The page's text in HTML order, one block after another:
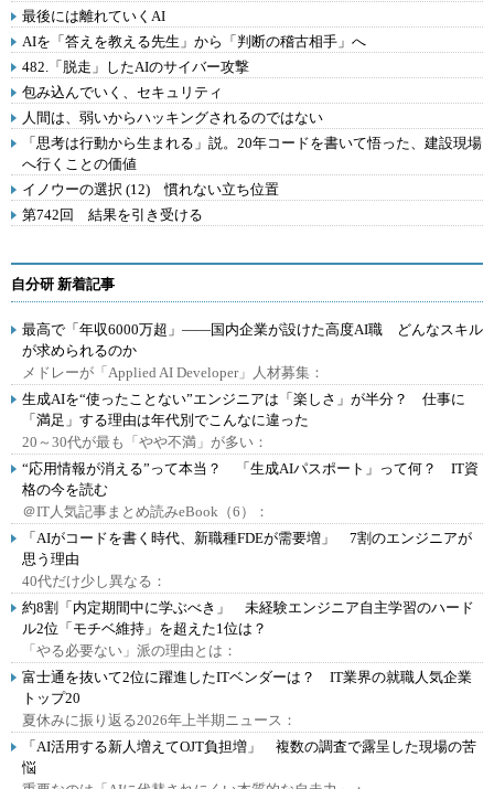
最後には離れていくAI
AIを「答えを教える先生」から「判断の稽古相手」へ
482.「脱走」したAIのサイバー攻撃
包み込んでいく、セキュリティ
人間は、弱いからハッキングされるのではない
「思考は行動から生まれる」説。20年コードを書いて悟った、建設現場
へ行くことの価値
イノウーの選択 (12) 慣れない立ち位置
第742回 結果を引き受ける
自分研 新着記事
最高で「年収6000万超」――国内企業が設けた高度AI職 どんなスキル
が求められるのか
メドレーが「Applied AI Developer」人材募集：
生成AIを“使ったことない”エンジニアは「楽しさ」が半分？ 仕事に
「満足」する理由は年代別でこんなに違った
20～30代が最も「やや不満」が多い：
“応用情報が消える”って本当？ 「生成AIパスポート」って何？ IT資
格の今を読む
＠IT人気記事まとめ読みeBook（6）：
「AIがコードを書く時代、新職種FDEが需要増」 7割のエンジニアが
思う理由
40代だけ少し異なる：
約8割「内定期間中に学ぶべき」 未経験エンジニア自主学習のハード
ル2位「モチベ維持」を超えた1位は？
「やる必要ない」派の理由とは：
富士通を抜いて2位に躍進したITベンダーは？ IT業界の就職人気企業
トップ20
夏休みに振り返る2026年上半期ニュース：
「AI活用する新人増えてOJT負担増」 複数の調査で露呈した現場の苦
悩